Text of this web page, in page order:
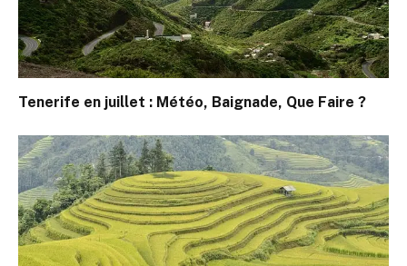
Tenerife en juillet : Météo, Baignade, Que Faire ?